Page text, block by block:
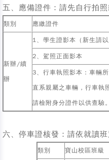
五、應備證件：請先自行拍
類別 應繳證件
新辦/續
辦
1、學生證影本（新生請
2、駕照正面影本
3、行車執照影本：車輛
直系親屬之車輛，行車執
請檢附身分證件以供查驗。
六、停車證核發：請依就讀班
類別 寶山校區班級